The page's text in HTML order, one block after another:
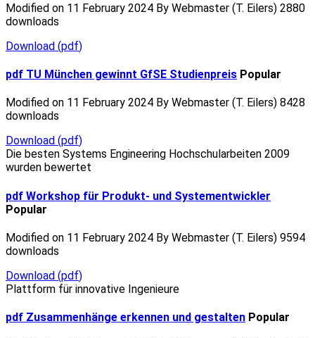
Modified on 11 February 2024 By Webmaster (T. Eilers) 2880
downloads
Download (pdf)
pdf TU München gewinnt GfSE Studienpreis Popular
Modified on 11 February 2024 By Webmaster (T. Eilers) 8428
downloads
Download (pdf)
Die besten Systems Engineering Hochschularbeiten 2009
wurden bewertet
pdf Workshop für Produkt- und Systementwickler
Popular
Modified on 11 February 2024 By Webmaster (T. Eilers) 9594
downloads
Download (pdf)
Plattform für innovative Ingenieure
pdf Zusammenhänge erkennen und gestalten Popular